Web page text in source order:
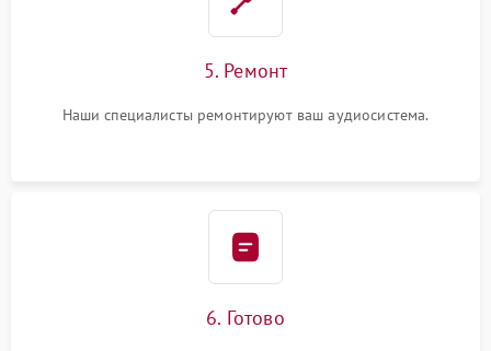
5. Ремонт
Наши специалисты ремонтируют ваш аудиосистема.
6. Готово